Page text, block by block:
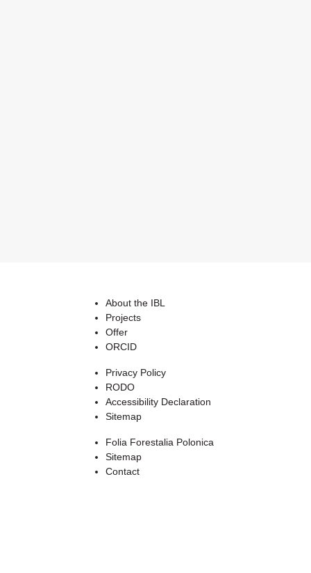
About the IBL
Projects
Offer
ORCID
Privacy Policy
RODO
Accessibility Declaration
Sitemap
Folia Forestalia Polonica
Sitemap
Contact